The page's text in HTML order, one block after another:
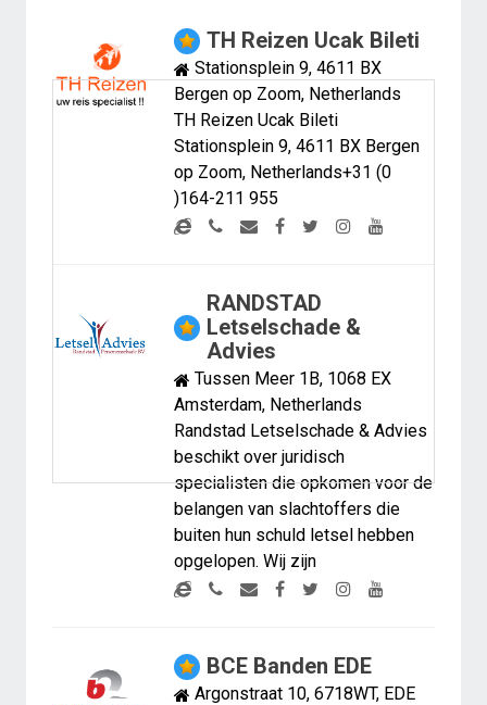
TH Reizen Ucak Bileti
Stationsplein 9, 4611 BX
Bergen op Zoom, Netherlands
TH Reizen Ucak Bileti
Stationsplein 9, 4611 BX Bergen
op Zoom, Netherlands+31 (0
)164-211 955
RANDSTAD
Letselschade &
Advies
Tussen Meer 1B, 1068 EX
Amsterdam, Netherlands
Randstad Letselschade & Advies
beschikt over juridisch
specialisten die opkomen voor de
belangen van slachtoffers die
buiten hun schuld letsel hebben
opgelopen. Wij zijn
BCE Banden EDE
Argonstraat 10, 6718WT, EDE